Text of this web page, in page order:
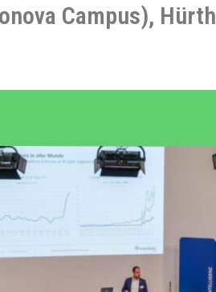
Campus), Hürth